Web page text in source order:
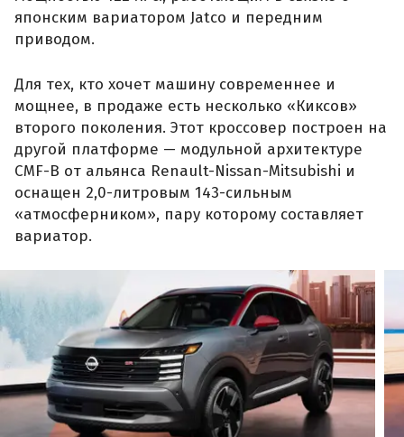
японским вариатором Jatco и передним
приводом.
Для тех, кто хочет машину современнее и
мощнее, в продаже есть несколько «Киксов»
второго поколения. Этот кроссовер построен на
другой платформе — модульной архитектуре
CMF-B от альянса Renault-Nissan-Mitsubishi и
оснащен 2,0-литровым 143-сильным
«атмосферником», пару которому составляет
вариатор.